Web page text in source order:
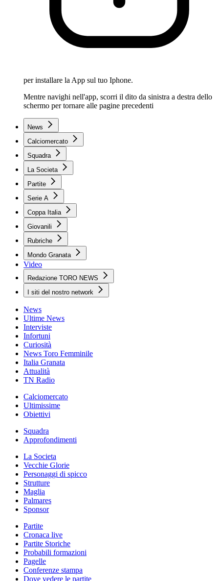
per installare la App sul tuo Iphone.
Mentre navighi nell'app, scorri il dito da sinistra a destra dello
schermo per tornare alle pagine precedenti
News
Calciomercato
Squadra
La Societa
Partite
Serie A
Coppa Italia
Giovanili
Rubriche
Mondo Granata
Video
Redazione TORO NEWS
I siti del nostro network
News
Ultime News
Interviste
Infortuni
Curiosità
News Toro Femminile
Italia Granata
Attualità
TN Radio
Calciomercato
Ultimissime
Obiettivi
Squadra
Approfondimenti
La Societa
Vecchie Glorie
Personaggi di spicco
Strutture
Maglia
Palmares
Sponsor
Partite
Cronaca live
Partite Storiche
Probabili formazioni
Pagelle
Conferenze stampa
Dove vedere le partite